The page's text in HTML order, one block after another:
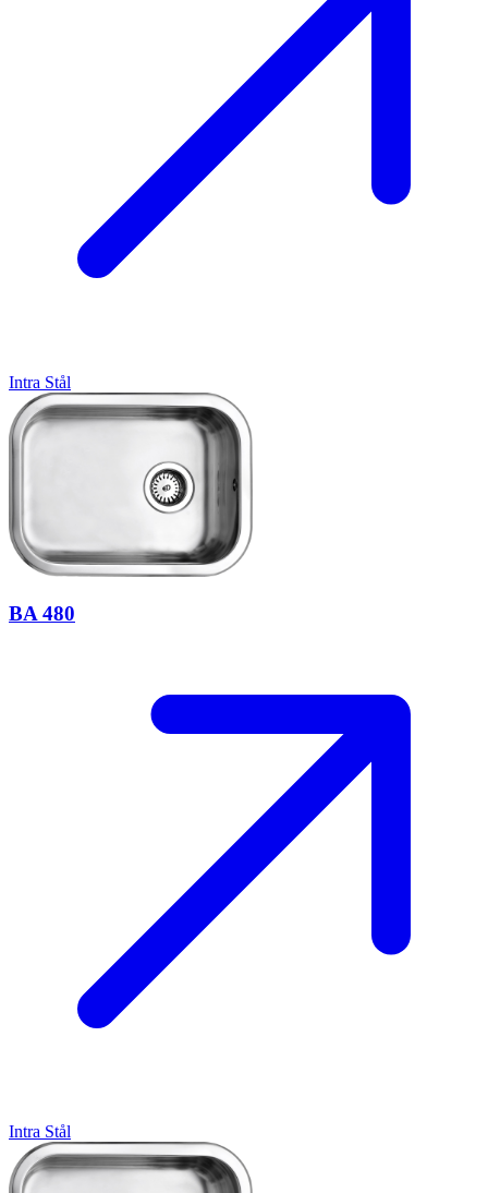
Intra Stål
BA 480
Intra Stål